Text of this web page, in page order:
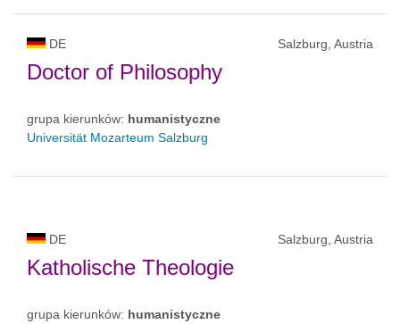
DE Salzburg, Austria
Doctor of Philosophy
grupa kierunków: humanistyczne
Universität Mozarteum Salzburg
DE Salzburg, Austria
Katholische Theologie
grupa kierunków: humanistyczne